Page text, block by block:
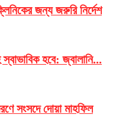
জন্য জরুরি নির্দেশ
হবে: জ্বালানি...
সংসদে দোয়া মাহফিল